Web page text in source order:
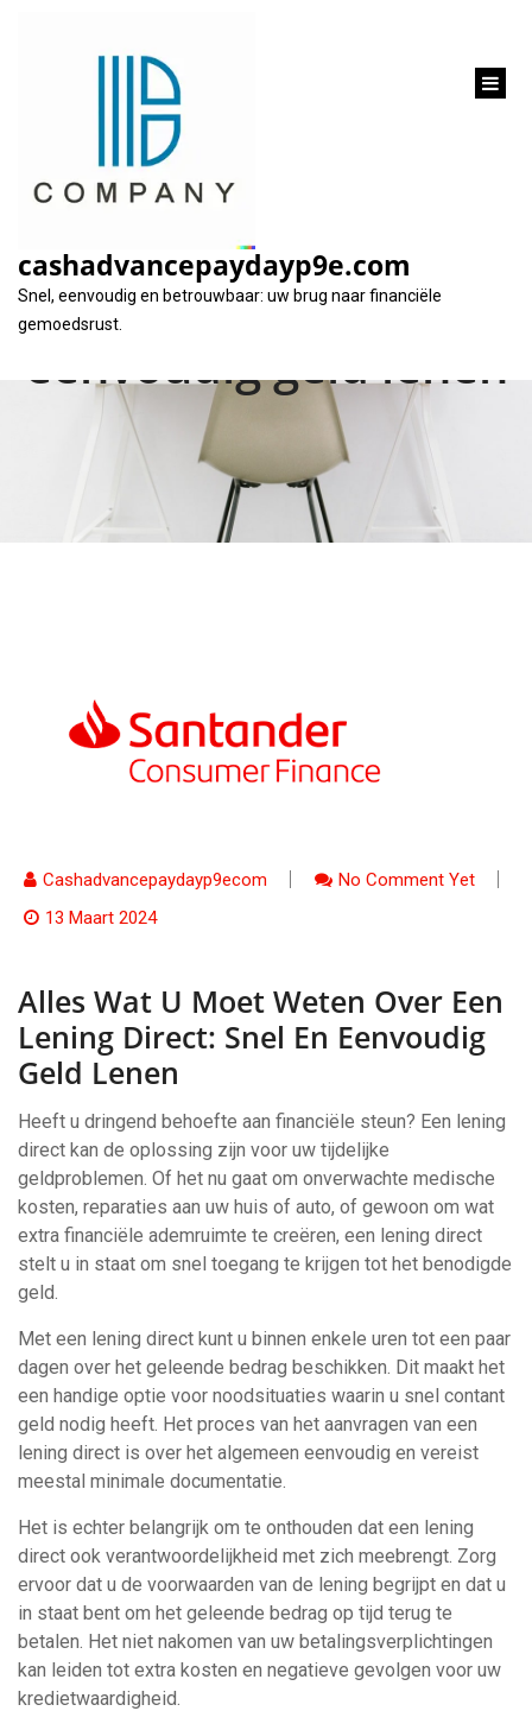
cashadvancepaydayp9e.com
Snel, eenvoudig en betrouwbaar: uw brug naar financiële
gemoedsrust.
Alles wat u moet
weten over een
lening direct: snel en
eenvoudig geld lenen
Cashadvancepaydayp9ecom
No Comment Yet
13 Maart 2024
Alles Wat U Moet Weten Over Een
Lening Direct: Snel En Eenvoudig
Geld Lenen
Heeft u dringend behoefte aan financiële steun? Een lening
direct kan de oplossing zijn voor uw tijdelijke
geldproblemen. Of het nu gaat om onverwachte medische
kosten, reparaties aan uw huis of auto, of gewoon om wat
extra financiële ademruimte te creëren, een lening direct
stelt u in staat om snel toegang te krijgen tot het benodigde
geld.
Met een lening direct kunt u binnen enkele uren tot een paar
dagen over het geleende bedrag beschikken. Dit maakt het
een handige optie voor noodsituaties waarin u snel contant
geld nodig heeft. Het proces van het aanvragen van een
lening direct is over het algemeen eenvoudig en vereist
meestal minimale documentatie.
Het is echter belangrijk om te onthouden dat een lening
direct ook verantwoordelijkheid met zich meebrengt. Zorg
ervoor dat u de voorwaarden van de lening begrijpt en dat u
in staat bent om het geleende bedrag op tijd terug te
betalen. Het niet nakomen van uw betalingsverplichtingen
kan leiden tot extra kosten en negatieve gevolgen voor uw
kredietwaardigheid.